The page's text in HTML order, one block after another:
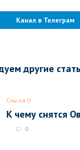
Канал в Телеграм
другие
Сны на О
К чему снятся
0